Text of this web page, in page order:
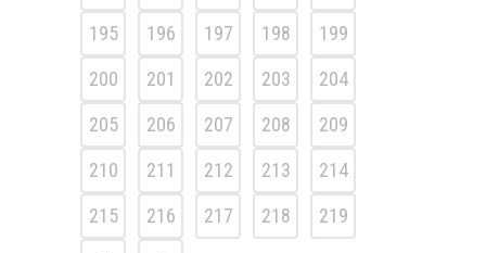
195
196 197 198
199
200
201 202 203
204
205
206 207 208
209
210
211 212 213
214
215
216 217 218 219